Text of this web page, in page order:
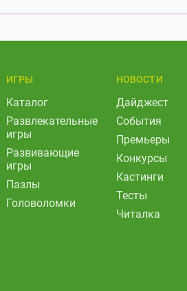
ИГРЫ
Каталог
Развлекательные
игры
Развивающие
игры
Пазлы
Головоломки
НОВОСТИ
Дайджест
События
Премьеры
Конкурсы
Кастинги
Тесты
Читалка